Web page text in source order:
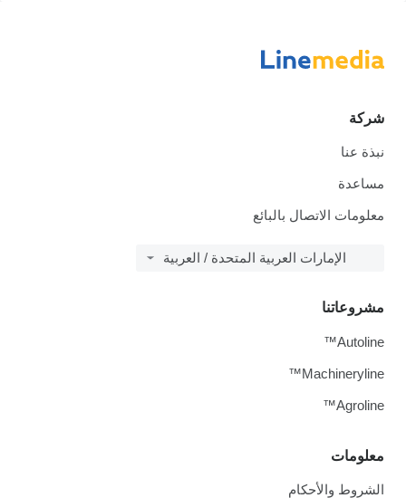
شركة
نبذة عنا
مساعدة
معلومات الاتصال بالبائع
الإمارات العربية المتحدة / العربية
معلومات
الشروط والأحكام
مشروعاتنا
Autoline™
Machineryline™
Agroline™